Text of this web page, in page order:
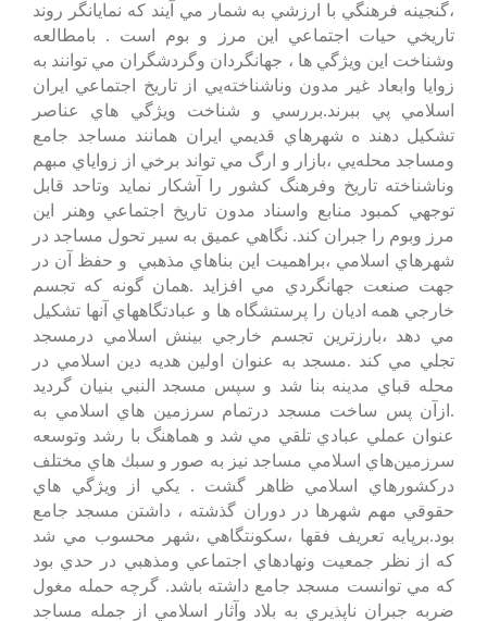
،گنجينه‌ فرهنگي‌ با ارزشي‌ به‌ شمار مي‌ آيند كه‌ نمايانگر روند
تاريخي‌ حيات‌ اجتماعي‌ اين‌ مرز و بوم‌ است‌ . بامطالعه‌
وشناخت‌ اين‌ ويژگي‌ ها ، جهانگردان‌ وگردشگران‌ مي‌ توانند به‌
زوايا وابعاد غير مدون‌ وناشناخته‌يي‌ از تاريخ‌ اجتماعي‌ ايران‌
اسلامي‌ پي‌ ببرند.بررسي‌ و شناخت‌ ويژگي‌ هاي‌ عناصر
تشكيل‌ دهند ه‌ شهرهاي‌ قديمي‌ ايران‌ همانند مساجد جامع‌
ومساجد محله‌يي‌ ،بازار و ارگ‌ مي‌ تواند برخي‌ از زواياي‌ مبهم‌
وناشناخته‌ تاريخ‌ وفرهنگ‌ كشور را آشكار نمايد وتاحد قابل‌
توجهي‌ كمبود منابع‌ واسناد مدون‌ تاريخ‌ اجتماعي‌ وهنر اين‌
مرز وبوم‌ را جبران‌ كند. نگاهي‌ عميق‌ به‌ سير تحول‌ مساجد در
شهرهاي‌ اسلامي‌ ،براهميت‌ اين‌ بناهاي‌ مذهبي‌ و حفظ‌ آن‌ در
جهت‌ صنعت‌ جهانگردي‌ مي‌ افزايد .همان‌ گونه‌ كه‌ تجسم‌
خارجي‌ همه‌ اديان‌ را پرستشگاه‌ ها و عبادتگاههاي‌ آنها تشكيل‌
مي‌ دهد ،بارزترين‌ تجسم‌ خارجي‌ بينش‌ اسلامي‌ درمسجد
تجلي‌ مي‌ كند .مسجد به‌ عنوان‌ اولين‌ هديه‌ دين‌ اسلامي‌ در
محله‌ قباي‌ مدينه‌ بنا شد و سپس‌ مسجد النبي‌ بنيان‌ گرديد
.ازآن‌ پس‌ ساخت‌ مسجد درتمام‌ سرزمين‌ هاي‌ اسلامي‌ به‌
عنوان‌ عملي‌ عبادي‌ تلقي‌ مي‌ شد و هماهنگ‌ با رشد وتوسعه‌
سرزمين‌هاي‌ اسلامي‌ مساجد نيز به‌ صور و سبك‌ هاي‌ مختلف‌
دركشورهاي‌ اسلامي‌ ظاهر گشت‌ . يكي‌ از ويژگي‌ هاي‌
حقوقي‌ مهم‌ شهرها در دوران‌ گذشته‌ ، داشتن‌ مسجد جامع‌
بود.برپايه‌ تعريف‌ فقها ،سكونتگاهي‌ ،شهر محسوب‌ مي‌ شد
كه‌ از نظر جمعيت‌ ونهادهاي‌ اجتماعي‌ ومذهبي‌ در حدي‌ بود
كه‌ مي‌ توانست‌ مسجد جامع‌ داشته‌ باشد. گرچه‌ حمله‌ مغول‌
ضربه‌ جبران‌ ناپذيري‌ به‌ بلاد وآثار اسلامي‌ از جمله‌ مساجد